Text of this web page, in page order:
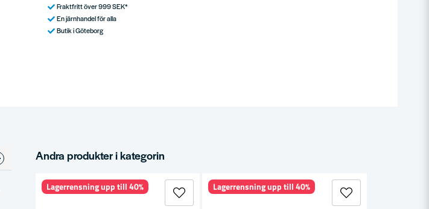
Fraktfritt över 999 SEK*
En järnhandel för alla
Butik i Göteborg
Andra produkter i kategorin
Lagerrensning upp till 40% Lagerrensning upp till 40%